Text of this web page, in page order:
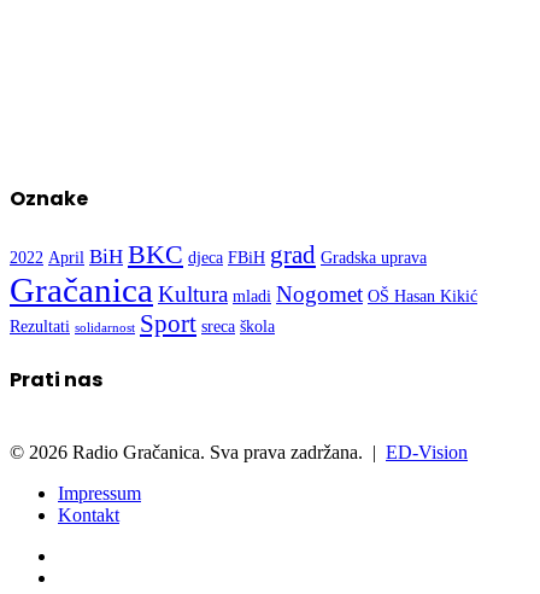
Oznake
2022 April BiH BKC djeca FBiH grad Gradska uprava
GračanicaKultura mladi Nogomet OŠ Hasan Kikić
Rezultati solidarnost Sport sreca škola
Prati nas
© 2026 Radio Gračanica. Sva prava zadržana. | ED-Vision
Impressum
Kontakt